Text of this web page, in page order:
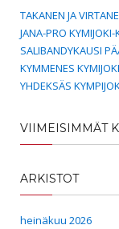
TAKANEN JA
JANA-PRO
SALIBANDYKAUSI
KYMMENES
YHDEKSÄS
VIIMEISIMMÄT
ARKISTOT
heinäkuu 2026